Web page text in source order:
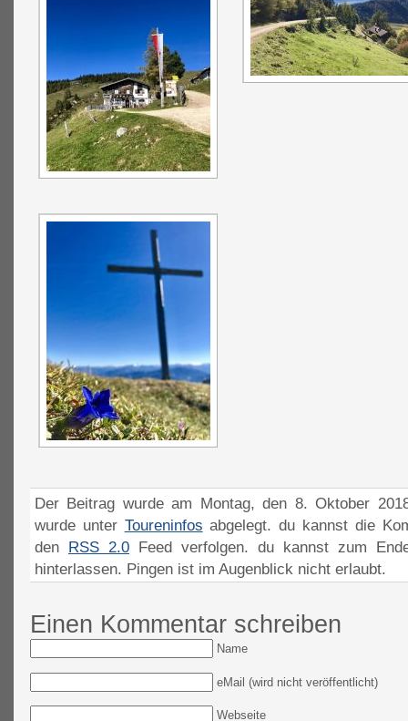
Der Beitrag wurde am Montag, den 8. Oktober
wurde unter Toureninfos abgelegt. du kannst die
den RSS 2.0 Feed verfolgen. du kannst zum
hinterlassen. Pingen ist im Augenblick nicht erlaubt.
Einen Kommentar schreiben
Name
eMail (wird nicht veröffentlicht)
Webseite